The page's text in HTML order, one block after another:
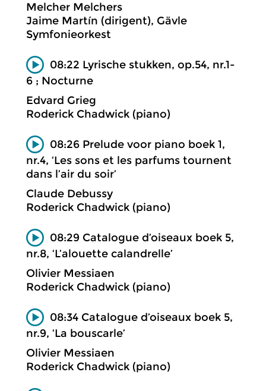
Melcher Melchers
Jaime Martín (dirigent), Gävle
Symfonieorkest
08:22 Lyrische stukken, op.54, nr.1-
6 ; Nocturne
Edvard Grieg
Roderick Chadwick (piano)
08:26 Prelude voor piano boek 1,
nr.4, ‘Les sons et les parfums tournent
dans l’air du soir’
Claude Debussy
Roderick Chadwick (piano)
08:29 Catalogue d’oiseaux boek 5,
nr.8, ‘L’alouette calandrelle’
Olivier Messiaen
Roderick Chadwick (piano)
08:34 Catalogue d’oiseaux boek 5,
nr.9, ‘La bouscarle’
Olivier Messiaen
Roderick Chadwick (piano)